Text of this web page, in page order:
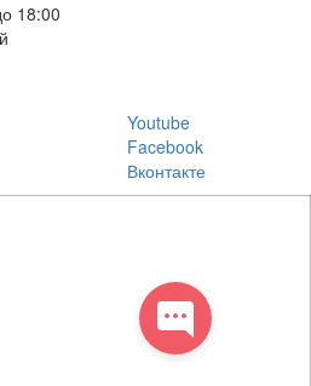
18:00
Youtube
Facebook
Вконтакте